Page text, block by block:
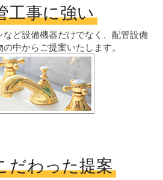
工事に強い
ど設備機器だけでなく、配管設備
中からご提案いたします。
だわった提案